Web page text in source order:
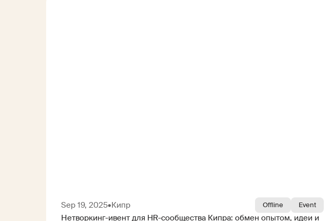
Sep 19, 2025•Кипр Offline Event
Нетворкинг-ивент для HR-сообщества Кипра: обмен опытом, идеи и